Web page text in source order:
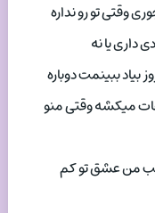
وقتی تو رو نداره
داری یا نه
ببینمت دوباره
میکشه وقتی منو
من عشق تو کم